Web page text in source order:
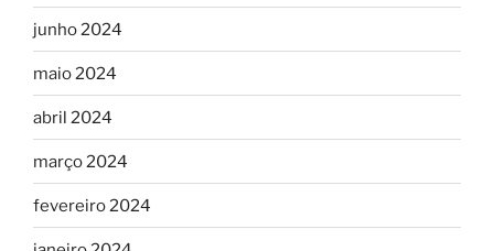
junho 2024
maio 2024
abril 2024
março 2024
fevereiro 2024